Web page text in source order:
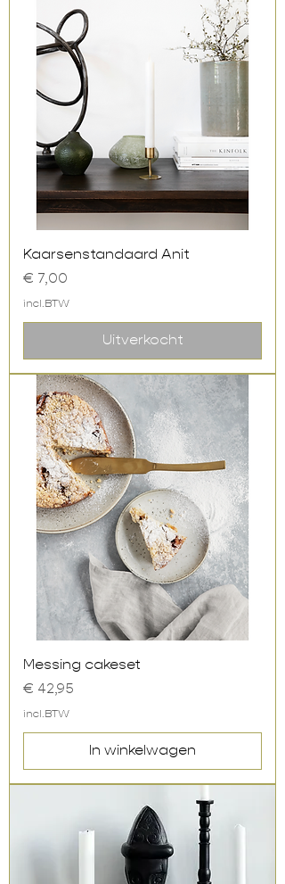
Kaarsenstandaard Anit
Prijs
€ 7,00
incl.BTW
Uitverkocht
Messing cakeset
Prijs
€ 42,95
incl.BTW
In winkelwagen